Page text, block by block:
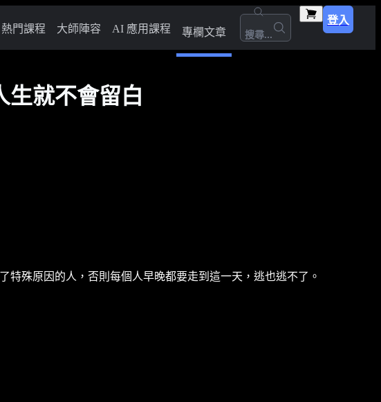
熱門課程 大師陣容 AI 應用課程 專欄文章 搜尋...
登入
生就不會留白
殊原因的人，否則每個人早晚都要走到這一天，逃也逃不了。